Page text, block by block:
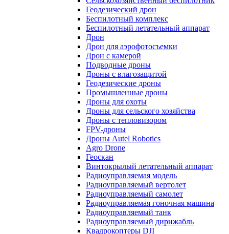
Геодезический дрон
Беспилотный комплекс
Беспилотный летательный аппарат
Дрон
Дрон для аэрофотосъемки
Дрон с камерой
Подводные дроны
Дроны с влагозащитой
Геодезические дроны
Промышленные дроны
Дроны для охоты
Дроны для сельского хозяйства
Дроны с тепловизором
FPV-дроны
Дроны Autel Robotics
Agro Drone
Геоскан
Винтокрылый летательный аппарат
Радиоуправляемая модель
Радиоуправляемый вертолет
Радиоуправляемый самолет
Радиоуправляемая гоночная машина
Радиоуправляемый танк
Радиоуправляемый дирижабль
Квадрокоптеры DJI